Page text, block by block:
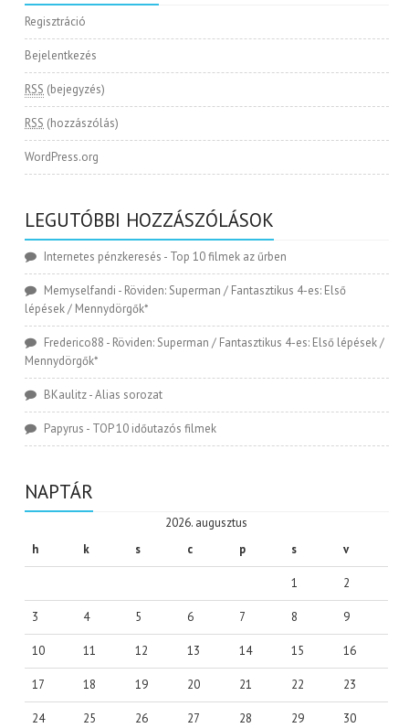
Regisztráció
Bejelentkezés
RSS (bejegyzés)
RSS (hozzászólás)
WordPress.org
LEGUTÓBBI HOZZÁSZÓLÁSOK
Internetes pénzkeresés - Top 10 filmek az űrben
Memyselfandi - Röviden: Superman / Fantasztikus 4-es: Első
lépések / Mennydörgők*
Frederico88 - Röviden: Superman / Fantasztikus 4-es: Első lépések /
Mennydörgők*
BKaulitz-Alias sorozat
Papyrus - TOP 10 időutazós filmek
NAPTÁR
2026. augusztus
h
k s c p s v
1 2
3 4 5 6 7 8 9
10 11 12 13 14 15 16
17 18 19 20 21 22 23
24 25 26 27 28 29 30